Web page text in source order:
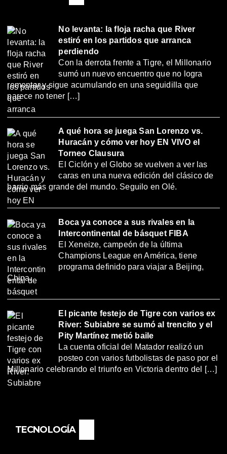
No levanta: la floja racha que River
estiró en los partidos que arranca
perdiendo
Con la derrota frente a Tigre, el Millonario
sumó un nuevo encuentro que no logra
remontar y sigue acumulando en una seguidilla que
parece no tener […]
A qué hora se juega San Lorenzo vs.
Huracán y cómo ver hoy EN VIVO el
Torneo Clausura
El Ciclón y el Globo se vuelven a ver las
caras en una nueva edición del clásico de
barrio más grande del mundo. Seguilo en Olé.
Boca ya conoce a sus rivales en la
Intercontinental de básquet FIBA
El Xeneize, campeón de la última
Champions League en América, tiene
programa definido para viajar a Beijing,
China.
El picante festejo de Tigre con varios ex
River: Subiabre se sumó al trencito y el
Pity Martínez metió baile
La cuenta oficial del Matador realizó un
posteo con varios futbolistas de paso por el
Millonario celebrando el triunfo en Victoria dentro del […]
TECNOLOGÍA